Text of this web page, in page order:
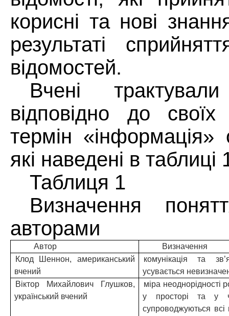
корисні та нові
результаті
відомостей.
Вчені
відповідно до
термін «інформація»
які наведені в таблиці
Таблиця 1
Визначення
авторами
Автор
Визначення
Клод
Шеннон, американський
вчений
комунікація та
усувається
Віктор Михайлович Глушков,
український вчений
міра неоднорідності
у просторі та у
супроводжуються